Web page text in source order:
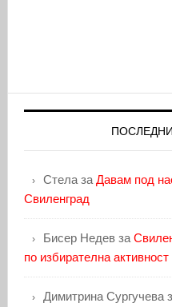
Стелаза Давам под
Свиленград
Бисер Недевза
по избирателна
Димитрина Сургучева